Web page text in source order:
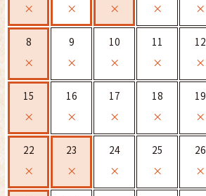
× × × × ×
8
×
9
×
10
×
11
×
12
×
15
×
16
×
17
×
18
×
19
×
22
×
23
×
24
×
25
×
26
×